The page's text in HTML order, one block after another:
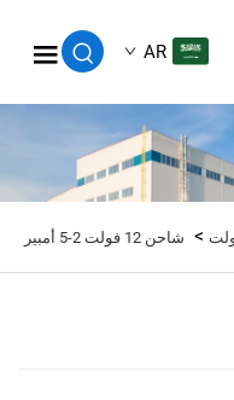
AR
> شاحن 12 فولت 2-5 أمبير